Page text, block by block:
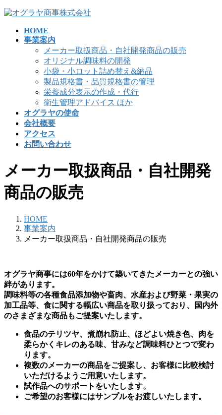
コ
ナ
HOME
事業案内
メーカー取扱商品・自社開発商品の販売
オリジナル調味料の開発
小袋・小ロット詰め替え&納品
製品規格書・品質規格書の管理
栄養成分表示の作成・代行
衛生管理アドバイス ほか
オグラヤの使命
会社概要
アクセス
お問い合わせ
メーカー取扱商品・自社開発
商品の販売
HOME
事業案内
メーカー取扱商品・自社開発商品の販売
オグラヤ商事には60年をかけて築いてきたメーカーとの強い
絆があります。
調味料等の各種食品添加物や畜肉、水産および野菜・果実の
加工品等、食に関する幅広い商品を取り扱っており、国内外
のさまざまな商品もご提案いたします。
食品のテリツヤ、煮崩れ防止、ほどよい焼き色、肉を
柔らかくキレのある味、甘みなど調味料ひとつで変わ
ります。
複数のメーカーの商品をご提案し、お客様に比較検討
いただけるようご用意いたします。
試作品へのサポートをいたします。
ご希望のお客様にはサンプルをお渡しいたします。